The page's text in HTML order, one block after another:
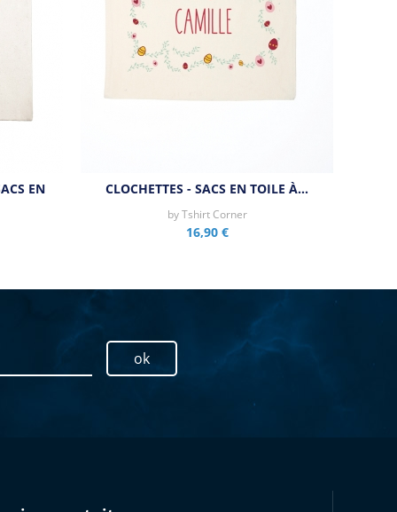
EN CLOCHETTES - SACS EN TOILE À…
byTshirt Corner
16,90 €
ok